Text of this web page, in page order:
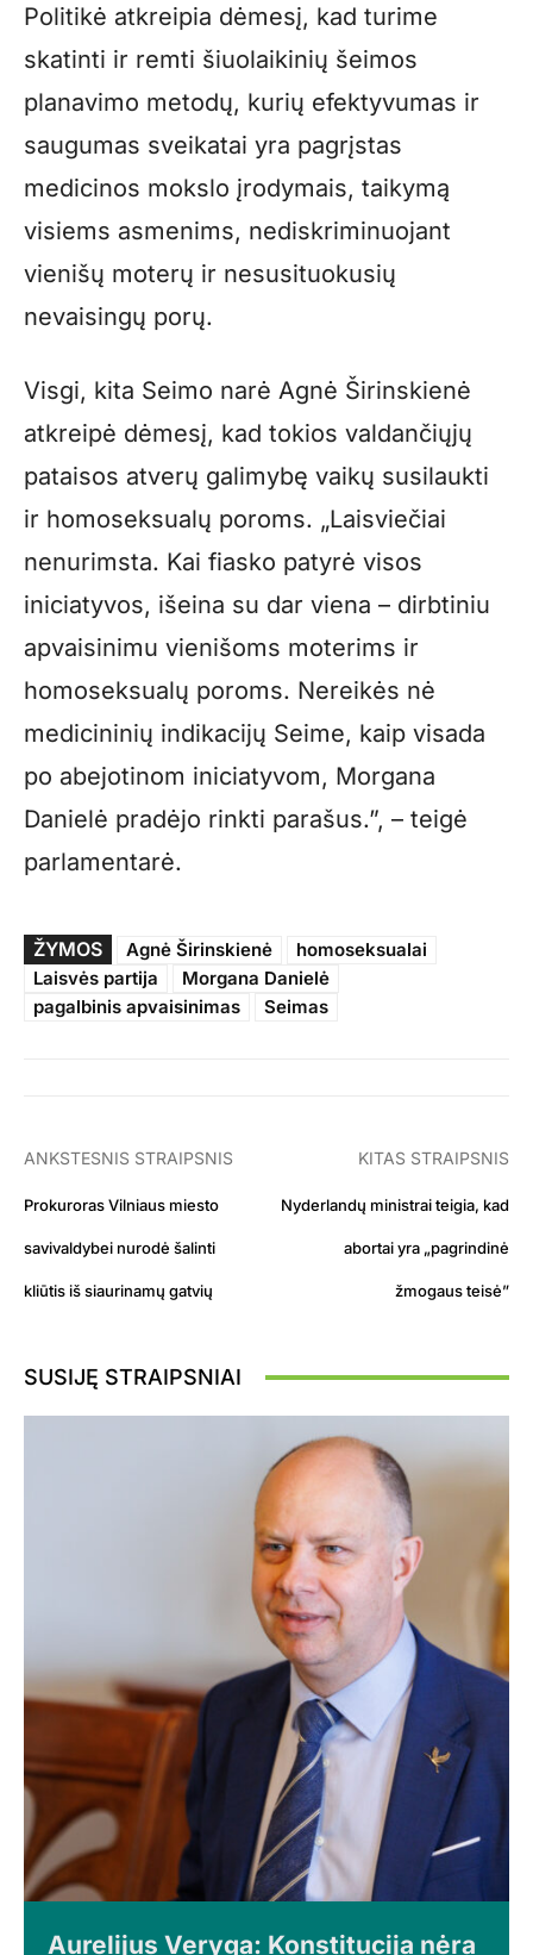
Politikė atkreipia dėmesį, kad turime
skatinti ir remti šiuolaikinių šeimos
planavimo metodų, kurių efektyvumas ir
saugumas sveikatai yra pagrįstas
medicinos mokslo įrodymais, taikymą
visiems asmenims, nediskriminuojant
vienišų moterų ir nesusituokusių
nevaisingų porų.
Visgi, kita Seimo narė Agnė Širinskienė
atkreipė dėmesį, kad tokios valdančiųjų
pataisos atverų galimybę vaikų susilaukti
ir homoseksualų poroms. „Laisviečiai
nenurimsta. Kai fiasko patyrė visos
iniciatyvos, išeina su dar viena – dirbtiniu
apvaisinimu vienišoms moterims ir
homoseksualų poroms. Nereikės nė
medicininių indikacijų Seime, kaip visada
po abejotinom iniciatyvom, Morgana
Danielė pradėjo rinkti parašus.”, – teigė
parlamentarė.
ŽYMOS Agnė Širinskienė
homoseksualai
Laisvės partija
Morgana Danielė
pagalbinis apvaisinimas
Seimas
ANKSTESNIS STRAIPSNIS
Prokuroras Vilniaus miesto
savivaldybei nurodė šalinti
kliūtis iš siaurinamų gatvių
KITAS STRAIPSNIS
Nyderlandų ministrai teigia, kad
abortai yra „pagrindinė
žmogaus teisė”
SUSIJĘ STRAIPSNIAI
Aurelijus Veryga: Konstitucija nėra